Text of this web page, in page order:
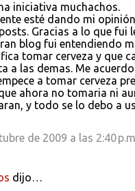
iniciativa muchachos.
esté dando mi
Gracias a lo que fui
blog fui entendiendo
tomar cerveza y que
a las demas. Me
a tomar cerveza
ahora no tomaria ni
y todo se lo debo a
de 2009 a las 2:40
dijo…